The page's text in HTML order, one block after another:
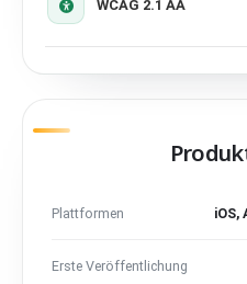
WCAG 2.1 AA
Plattformen iOS,
Erste Veröffentlichung